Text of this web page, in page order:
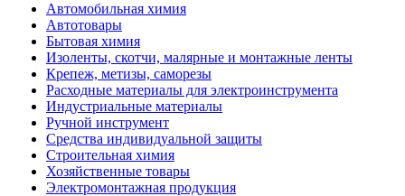
Автомобильная химия
Автотовары
Бытовая химия
Изоленты, скотчи, малярные и монтажные ленты
Крепеж, метизы, саморезы
Расходные материалы для электроинструмента
Индустриальные материалы
Ручной инструмент
Средства индивидуальной защиты
Строительная химия
Хозяйственные товары
Электромонтажная продукция